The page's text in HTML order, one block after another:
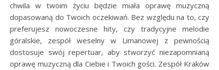
chwila w twoim życiu będzie miała oprawę muzyczną
dopasowaną do Twoich oczekiwań. Bez względu na to, czy
preferujesz nowoczesne hity, czy tradycyjne melodie
góralskie, zespół weselny w Limanowej z pewnością
dostosuje swój repertuar, aby stworzyć niezapomnianą
oprawę muzyczną dla Ciebie i Twoich gości. Zespół Kraków